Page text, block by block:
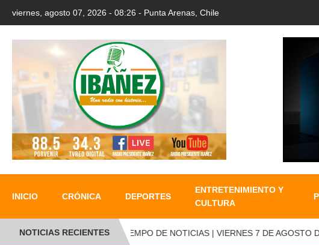
viernes, agosto 07, 2026 - 08:26 - Punta Arenas, Chile
INICIO CRÓNICA DEPORTES
ENTRETENIMIENTO Y
CULTURA
NOTICIAS RECIENTESTIEMPO DE NOTICIAS | VIERNES 7 DE AGOSTO DE